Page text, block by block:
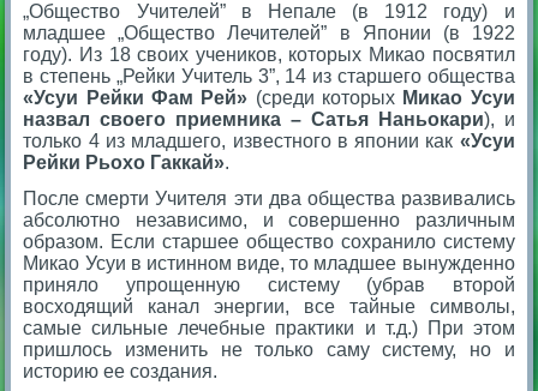
„Общество Учителей” в Непале (в 1912 году) и
младшее „Общество Лечителей” в Японии (в 1922
году). Из 18 своих учеников, которых Микао посвятил
в степень „Рейки Учитель 3”, 14 из старшего общества
«Усуи Рейки Фам Рей» (среди которых Микао Усуи
назвал своего приемника – Сатья Наньокари), и
только 4 из младшего, известного в японии как «Усуи
Рейки Рьохо Гаккай».
После смерти Учителя эти два общества развивались
абсолютно независимо, и совершенно различным
образом. Если старшее общество сохранило систему
Микао Усуи в истинном виде, то младшее вынужденно
приняло упрощенную систему (убрав второй
восходящий канал энергии, все тайные символы,
самые сильные лечебные практики и т.д.) При этом
пришлось изменить не только саму систему, но и
историю ее создания.